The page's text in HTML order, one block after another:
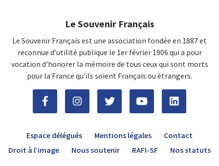
Le Souvenir Français
Le Souvenir Français est une association fondée en 1887 et
reconnue d’utilité publique le 1er février 1906 qui a pour
vocation d'honorer la mémoire de tous ceux qui sont morts
pour la France qu’ils soient Français ou étrangers.
Espace délégués Mentions légales
Contact
Droit à l’image
Nous soutenir RAFI-SF Nos statuts